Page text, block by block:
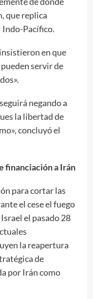
que replica
Pacífico.
en que
servir de
negando a
la libertad de
concluyó el
financiación a Irán
para cortar las
el cese el fuego
el pasado 28
la reapertura
de
por Irán como